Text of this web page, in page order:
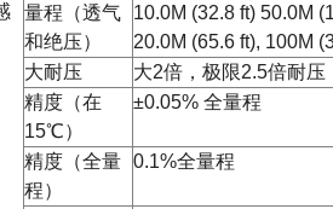
量程（透气
和绝压）
10.0M (32.8 ft) 50.0M
20.0M (65.6 ft), 100M
大耐压
大2倍，极限2.5倍耐压
精度（在
15℃）
±0.05% 全量程
精度（全量
程）
0.1%全量程